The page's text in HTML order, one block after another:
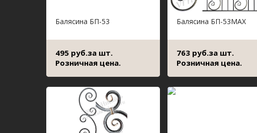
Балясина БП-53
495 руб.за шт.
Розничная цена.
Балясина БП-53МАХ
763 руб.за шт.
Розничная цена.